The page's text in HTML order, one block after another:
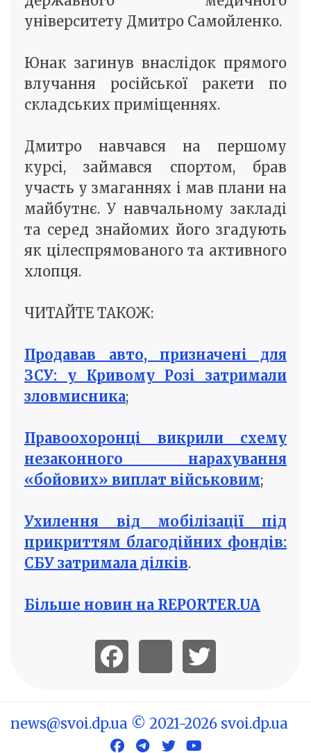
університету Дмитро Самойленко.
Юнак загинув внаслідок прямого
влучання російської ракети по
складських приміщеннях.
Дмитро навчався на першому
курсі, займався спортом, брав
участь у змаганнях і мав плани на
майбутнє. У навчальному закладі
та серед знайомих його згадують
як цілеспрямованого та активного
хлопця.
ЧИТАЙТЕ ТАКОЖ:
Продавав авто, призначені для
ЗСУ: у Кривому Розі затримали
зловмисника;
Правоохоронці викрили схему
незаконного нарахування
«бойових» виплат військовим;
Ухилення від мобілізації під
прикриттям благодійних фондів:
СБУ затримала ділків.
Більше новин на REPORTER.UA
news@svoi.dp.ua © 2021-2026 svoi.dp.ua